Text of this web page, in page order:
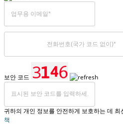
보안 코드
귀하의 개인 정보를 안전하게 보호하는 데
책